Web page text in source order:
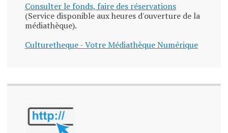
Consulter le fonds, faire des réservations
(Service disponible aux heures d'ouverture de la
médiathèque).
Culturetheque - Votre Médiathèque Numérique